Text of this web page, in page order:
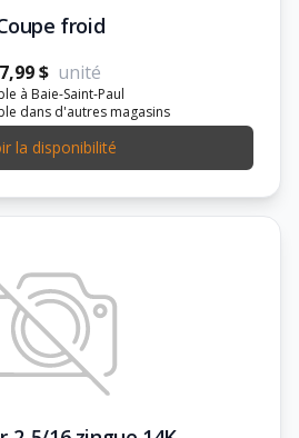
froid
7,99 $ unité
à Baie-Saint-Paul
dans d'autres magasins
la disponibilité